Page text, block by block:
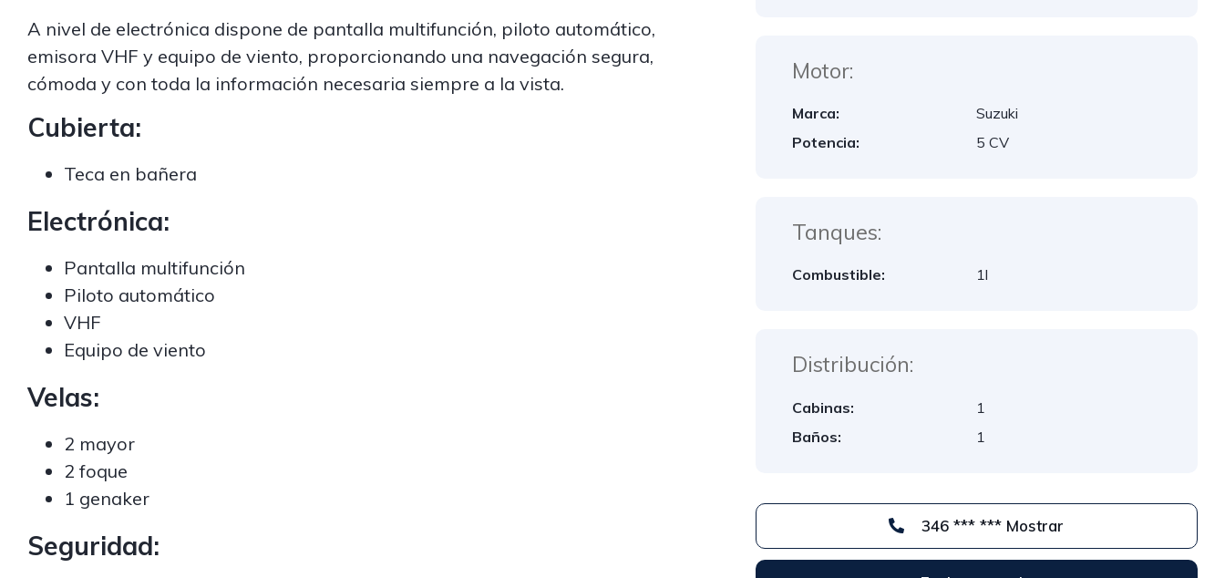
A nivel de electrónica dispone de pantalla multifunción, piloto automático,
emisora VHF y equipo de viento, proporcionando una navegación segura,
cómoda y con toda la información necesaria siempre a la vista.
Cubierta:
Teca en bañera
Electrónica:
Pantalla multifunción
Piloto automático
VHF
Equipo de viento
Velas:
2 mayor
2 foque
1 genaker
Seguridad:
Motor:
Marca:
Suzuki
Potencia:
5 CV
Tanques:
Combustible: 1l
Distribución:
Cabinas:
1
Baños:
1
346 *** *** Mostrar